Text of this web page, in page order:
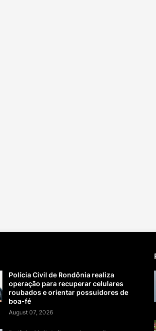
Polícia Civil de Rondônia realiza
operação para recuperar celulares
roubados e orientar possuidores de
boa-fé
August 07, 2026